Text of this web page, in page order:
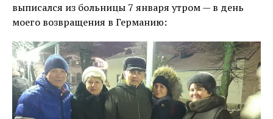
выписался из больницы 7 января утром — в день
моего возвращения в Германию: